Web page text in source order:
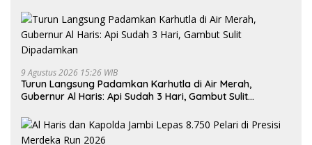
9 Agustus 2026 15:26 WIB
Turun Langsung Padamkan Karhutla di Air Merah,
Gubernur Al Haris: Api Sudah 3 Hari, Gambut Sulit